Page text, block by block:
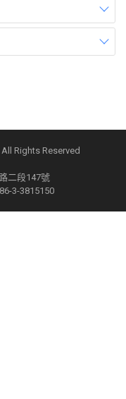
Rights Reserved
二段147號
3-3815150